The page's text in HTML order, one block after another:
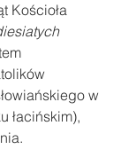
Kościoła
w
łacińskim),